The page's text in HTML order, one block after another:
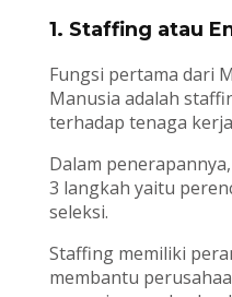
1. Staffing atau
Fungsi pertama dari
Manusia adalah
terhadap tenaga
Dalam
3 langkah yaitu
seleksi.
Staffing memiliki
membantu